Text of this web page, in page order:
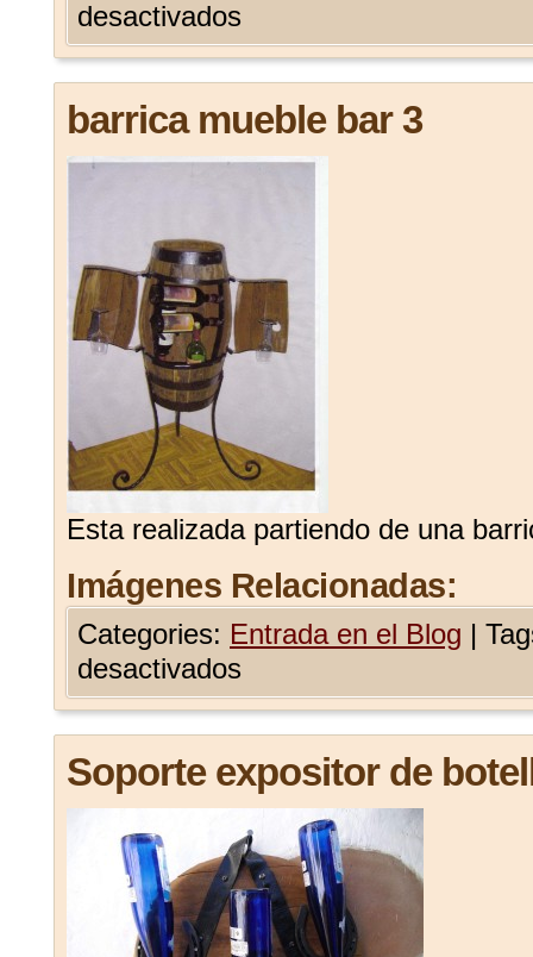
desactivados
barrica mueble bar 3
Esta realizada partiendo de una
Imágenes Relacionadas:
Categories: Entrada en el Blog |
desactivados
Soporte expositor de